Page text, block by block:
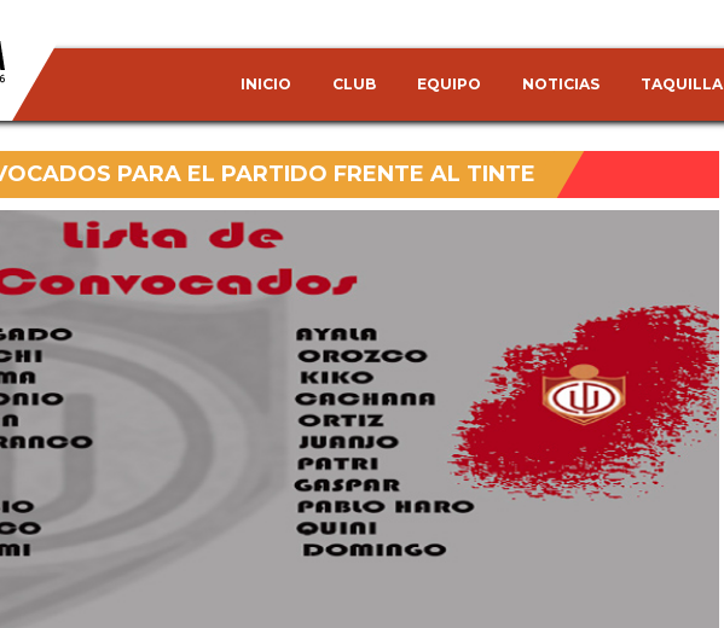
INICIO CLUB EQUIPO NOTICIAS TAQUILLA
PARA EL PARTIDO FRENTE AL TINTE